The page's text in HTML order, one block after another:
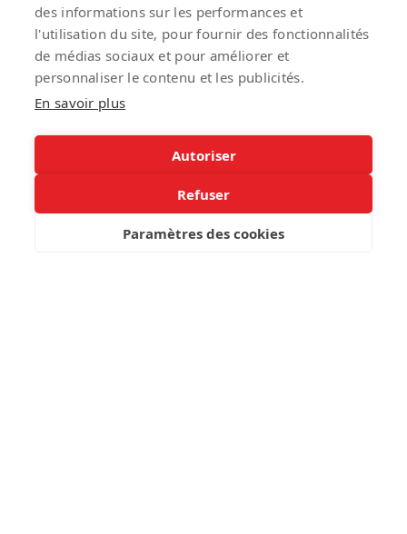
Privacy policy
Mentions légales
des informations sur les performances et
l'utilisation du site, pour fournir des fonctionnalités
de médias sociaux et pour améliorer et
personnaliser le contenu et les publicités.
En savoir plus
Autoriser
Refuser
Paramètres des cookies